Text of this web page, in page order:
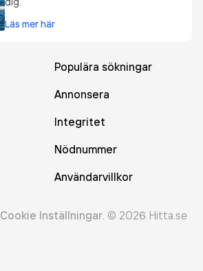
Läs mer här
Populära sökningar
Annonsera
Integritet
Nödnummer
Användarvillkor
Cookie Inställningar. © 2026 Hitta.se